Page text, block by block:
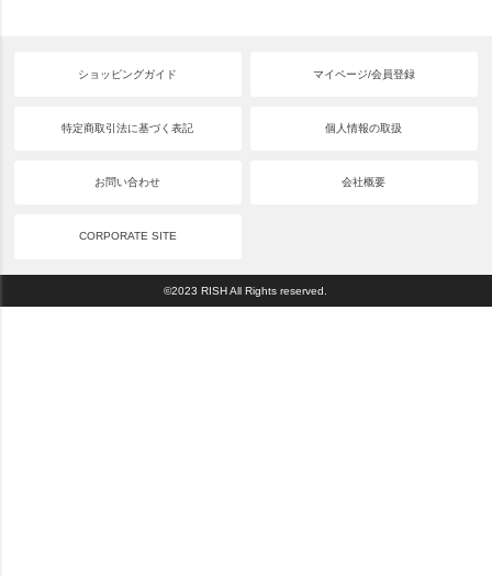
ショッピングガイド マイページ/会員登録
特定商取引法に基づく表記 個人情報の取扱
お問い合わせ 会社概要
CORPORATE SITE
©2023 RISH All Rights reserved.